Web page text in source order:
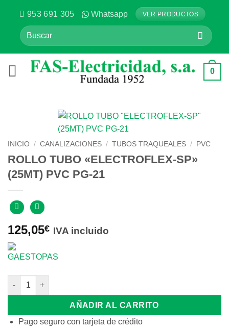
contenido
953 691 305 Whatsapp VER PRODUCTOS
Buscar
por:
0
INICIO / CANALIZACIONES / TUBOS TRAQUEALES / PVC
ROLLO TUBO «ELECTROFLEX-SP»
(25MT) PVC PG-21
125,05€ IVA incluido
ROLLO TUBO "ELECTROFLEX-SP" (25MT) PVC PG-21 cantidad
AÑADIR AL CARRITO
Pago seguro con tarjeta de crédito